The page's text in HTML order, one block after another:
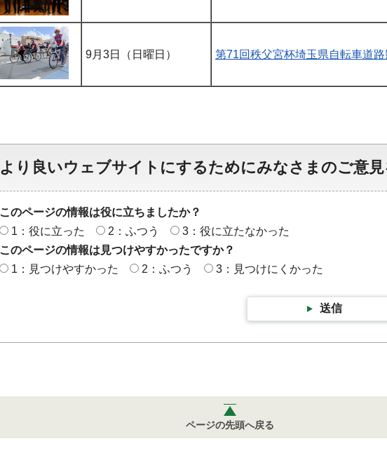
9月3日（日曜日） 第71回秩父宮杯埼玉県自転車道
より良いウェブサイトにするためにみなさまのご意
このページの情報は役に立ちましたか？
1：役に立った
2：ふつう
3：役に立たなかった
このページの情報は見つけやすかったですか？
1：見つけやすかった
2：ふつう 3：見つけにくかった
送信
ページの先頭へ戻る